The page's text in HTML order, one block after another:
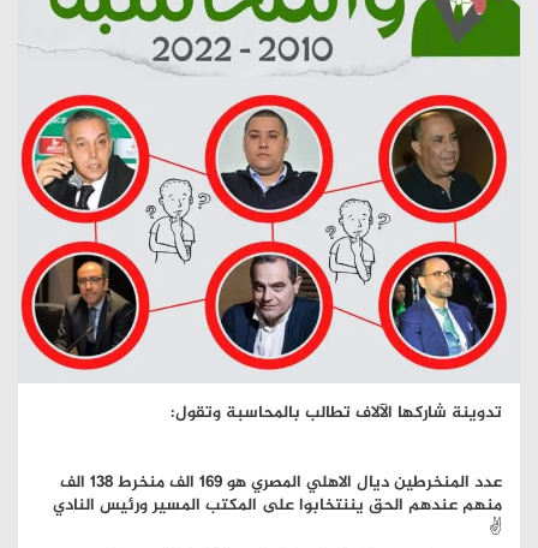
تدوينة شاركها الآلاف تطالب بالمحاسبة وتقول:
عدد المنخرطين ديال الاهلي المصري هو 169 الف منخرط 138 الف
منهم عندهم الحق يننتخابوا على المكتب المسير ورئيس النادي
✌